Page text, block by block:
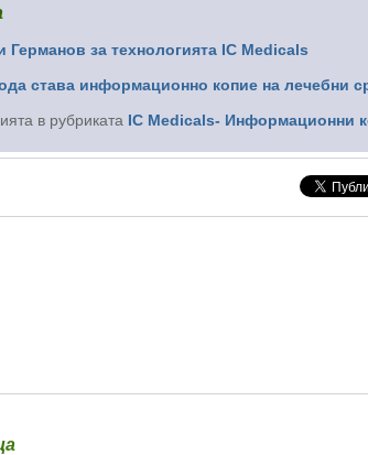
Германов за технологията IC Medicals
става информационно копие на лечебни
в рубриката IC Medicals- Информационни